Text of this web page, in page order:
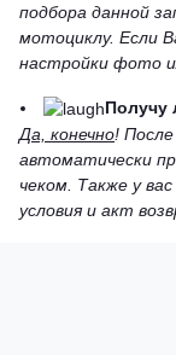
подбора данной
мотоциклу. Если
настройки фото
Получу
Да, конечно!
автоматически
чеком. Также у
условия и акт